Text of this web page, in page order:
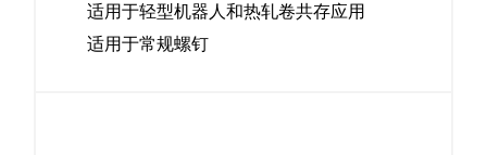
适用于轻型机器人和热轧卷共存应用
适用于常规螺钉